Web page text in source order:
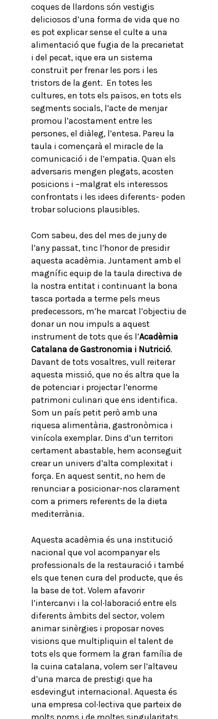
coques de llardons són vestigis
deliciosos d’una forma de vida que no
es pot explicar sense el culte a una
alimentació que fugia de la precarietat
i del pecat, ique era un sistema
construït per frenar les pors i les
tristors de la gent. En totes les
cultures, en tots els països, en tots els
segments socials, l’acte de menjar
promou l’acostament entre les
persones, el diàleg, l’entesa. Pareu la
taula i començarà el miracle de la
comunicació i de l’empatia. Quan els
adversaris mengen plegats, acosten
posicions i –malgrat els interessos
confrontats i les idees diferents- poden
trobar solucions plausibles.
Com sabeu, des del mes de juny de
l’any passat, tinc l’honor de presidir
aquesta acadèmia. Juntament amb el
magnífic equip de la taula directiva de
la nostra entitat i continuant la bona
tasca portada a terme pels meus
predecessors, m’he marcat l’objectiu de
donar un nou impuls a aquest
instrument de tots que és l’Acadèmia
Catalana de Gastronomia i Nutrició.
Davant de tots vosaltres, vull reiterar
aquesta missió, que no és altra que la
de potenciar i projectar l’enorme
patrimoni culinari que ens identifica.
Som un país petit però amb una
riquesa alimentària, gastronòmica i
vinícola exemplar. Dins d’un territori
certament abastable, hem aconseguit
crear un univers d’alta complexitat i
força. En aquest sentit, no hem de
renunciar a posicionar-nos clarament
com a primers referents de la dieta
mediterrània.
Aquesta acadèmia és una institució
nacional que vol acompanyar els
professionals de la restauració i també
els que tenen cura del producte, que és
la base de tot. Volem afavorir
l’intercanvi i la col·laboració entre els
diferents àmbits del sector, volem
animar sinèrgies i proposar noves
visions que multipliquin el talent de
tots els que formem la gran família de
la cuina catalana, volem ser l’altaveu
d’una marca de prestigi que ha
esdevingut internacional. Aquesta és
una empresa col·lectiva que parteix de
molts noms i de moltes singularitats,